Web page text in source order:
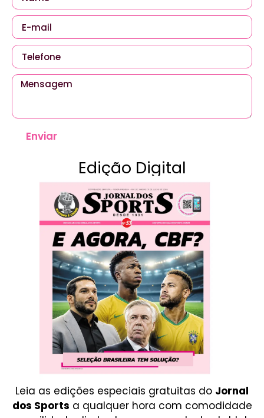
Enviar
Edição Digital
Leia as edições especiais gratuitas do Jornal
dos Sports a qualquer hora com comodidade